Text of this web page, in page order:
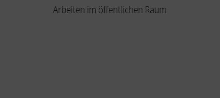
Arbeiten im öffentlichen Raum